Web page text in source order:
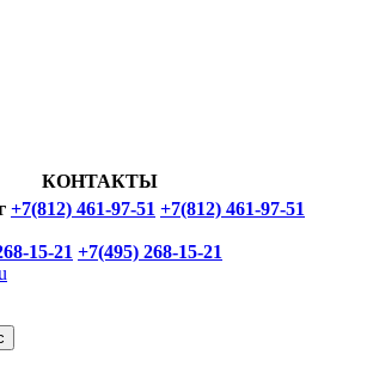
КОНТАКТЫ
+7(812) 461-97-51 +7(812) 461-97-51
15-21 +7(495) 268-15-21